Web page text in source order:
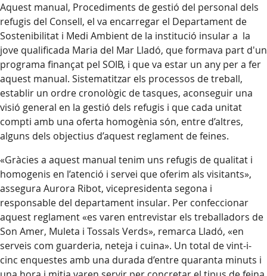
Aquest manual, Procediments de gestió del personal dels
refugis del Consell, el va encarregar el Departament de
Sostenibilitat i Medi Ambient de la institució insular a la
jove qualificada Maria del Mar Lladó, que formava part d'un
programa finançat pel SOIB, i que va estar un any per a fer
aquest manual. Sistematitzar els processos de treball,
establir un ordre cronològic de tasques, aconseguir una
visió general en la gestió dels refugis i que cada unitat
compti amb una oferta homogènia són, entre d’altres,
alguns dels objectius d’aquest reglament de feines.
«Gràcies a aquest manual tenim uns refugis de qualitat i
homogenis en l’atenció i servei que oferim als visitants»,
assegura Aurora Ribot, vicepresidenta segona i
responsable del departament insular. Per confeccionar
aquest reglament «es varen entrevistar els treballadors de
Son Amer, Muleta i Tossals Verds», remarca Lladó, «en
serveis com guarderia, neteja i cuina». Un total de vint-i-
cinc enquestes amb una durada d’entre quaranta minuts i